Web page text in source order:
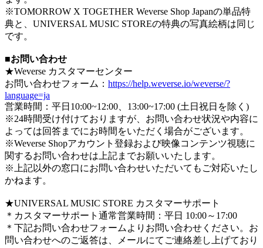
※TOMORROW X TOGETHER Weverse Shop Japanの単品特
典と、UNIVERSAL MUSIC STOREの特典の写真絵柄は同じ
です。
■お問い合わせ
★Weverse カスタマーセンター
お問い合わせフォーム： https://help.weverse.io/weverse/?
language=ja
営業時間：平日10:00~12:00、13:00~17:00 (土日祝日を除く)
※24時間受け付けておりますが、お問い合わせ状況や内容に
よっては回答までにお時間をいただく場合がございます。
※Weverse Shopアカウント登録および映像コンテンツ視聴に
関するお問い合わせは上記までお願いいたします。
※上記以外の窓口にお問い合わせいただいてもご対応いたし
かねます。
★UNIVERSAL MUSIC STORE カスタマーサポート
＊カスタマーサポート通常営業時間：平日 10:00～17:00
＊下記お問い合わせフォームよりお問い合わせください。お
問い合わせへのご返答は、メールにてご連絡差し上げており